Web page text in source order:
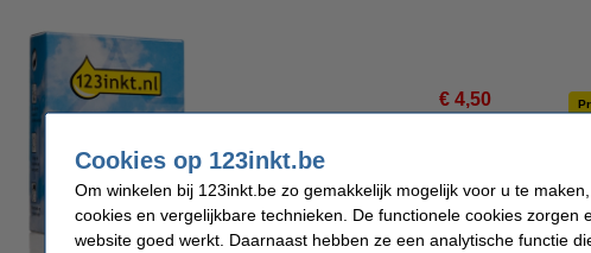
€ 4,50
Direct leverbaar
Maandag in
Cookies op 123inkt.be
Om winkelen bij 123inkt.be zo gemakkelijk mogelijk voor u te
cookies en vergelijkbare technieken. De functionele cookies zorgen
website goed werkt. Daarnaast hebben ze een analytische functie